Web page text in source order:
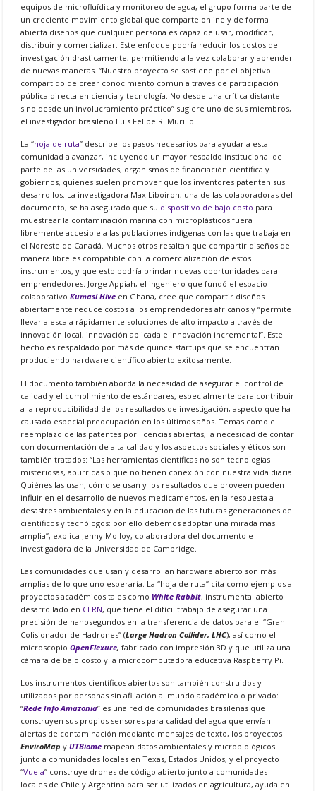
equipos de microfluídica y monitoreo de agua, el grupo forma parte de
un creciente movimiento global que comparte online y de forma
abierta diseños que cualquier persona es capaz de usar, modificar,
distribuir y comercializar. Este enfoque podría reducir los costos de
investigación drasticamente, permitiendo a la vez colaborar y aprender
de nuevas maneras. “Nuestro proyecto se sostiene por el objetivo
compartido de crear conocimiento común a través de participación
pública directa en ciencia y tecnología. No desde una crítica distante
sino desde un involucramiento práctico” sugiere uno de sus miembros,
el investigador brasileño Luis Felipe R. Murillo.
La “hoja de ruta” describe los pasos necesarios para ayudar a esta
comunidad a avanzar, incluyendo un mayor respaldo institucional de
parte de las universidades, organismos de financiación científica y
gobiernos, quienes suelen promover que los inventores patenten sus
desarrollos. La investigadora Max Liboiron, una de las colaboradoras del
documento, se ha asegurado que su dispositivo de bajo costo para
muestrear la contaminación marina con microplásticos fuera
libremente accesible a las poblaciones indígenas con las que trabaja en
el Noreste de Canadá. Muchos otros resaltan que compartir diseños de
manera libre es compatible con la comercialización de estos
instrumentos, y que esto podría brindar nuevas oportunidades para
emprendedores. Jorge Appiah, el ingeniero que fundó el espacio
colaborativoKumasi Hive en Ghana, cree que compartir diseños
abiertamente reduce costos a los emprendedores africanos y “permite
llevar a escala rápidamente soluciones de alto impacto a través de
innovación local, innovación aplicada e innovación incremental”. Este
hecho es respaldado por más de quince startups que se encuentran
produciendo hardware científico abierto exitosamente.
El documento también aborda la necesidad de asegurar el control de
calidad y el cumplimiento de estándares, especialmente para contribuir
a la reproducibilidad de los resultados de investigación, aspecto que ha
causado especial preocupación en los últimos años. Temas como el
reemplazo de las patentes por licencias abiertas, la necesidad de contar
con documentación de alta calidad y los aspectos sociales y éticos son
también tratados: “Las herramientas científicas no son tecnologías
misteriosas, aburridas o que no tienen conexión con nuestra vida diaria.
Quiénes las usan, cómo se usan y los resultados que proveen pueden
influir en el desarrollo de nuevos medicamentos, en la respuesta a
desastres ambientales y en la educación de las futuras generaciones de
científicos y tecnólogos: por ello debemos adoptar una mirada más
amplia”, explica Jenny Molloy, colaboradora del documento e
investigadora de la Universidad de Cambridge.
Las comunidades que usan y desarrollan hardware abierto son más
amplias de lo que uno esperaría. La “hoja de ruta” cita como ejemplos a
proyectos académicos tales como White Rabbit, instrumental abierto
desarrollado en CERN, que tiene el difícil trabajo de asegurar una
precisión de nanosegundos en la transferencia de datos para el “Gran
Colisionador de Hadrones” (Large Hadron Collider, LHC), así como el
microscopioOpenFlexure, fabricado con impresión 3D y que utiliza una
cámara de bajo costo y la microcomputadora educativa Raspberry Pi.
Los instrumentos científicos abiertos son también construidos y
utilizados por personas sin afiliación al mundo académico o privado:
“Rede Info Amazonia” es una red de comunidades brasileñas que
construyen sus propios sensores para calidad del agua que envían
alertas de contaminación mediante mensajes de texto, los proyectos
EnviroMap yUTBiome mapean datos ambientales y microbiológicos
junto a comunidades locales en Texas, Estados Unidos, y el proyecto
“Vuela” construye drones de código abierto junto a comunidades
locales de Chile y Argentina para ser utilizados en agricultura, ayuda en